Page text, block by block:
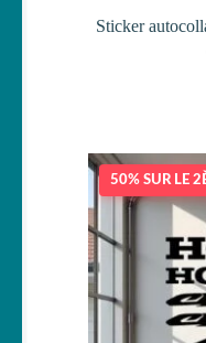
Sticker
50% SUR LE